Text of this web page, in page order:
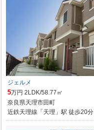
ジェルメ
5万円 2LDK/58.77㎡
奈良県天理市田町
近鉄天理線「天理」駅 徒歩20分